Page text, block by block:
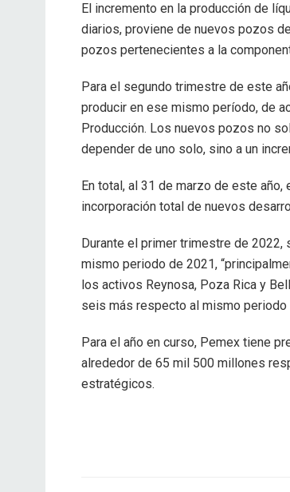
El incremento en la producción de
diarios, proviene de nuevos pozos
pozos pertenecientes a la
Para el segundo trimestre de este
producir en ese mismo período, de
Producción. Los nuevos pozos no
depender de uno solo, sino a un
En total, al 31 de marzo de este
incorporación total de nuevos
Durante el primer trimestre de
mismo periodo de 2021,
los activos Reynosa, Poza Rica y
seis más respecto al mismo periodo
Para el año en curso, Pemex tiene
alrededor de 65 mil 500 millones
estratégicos.